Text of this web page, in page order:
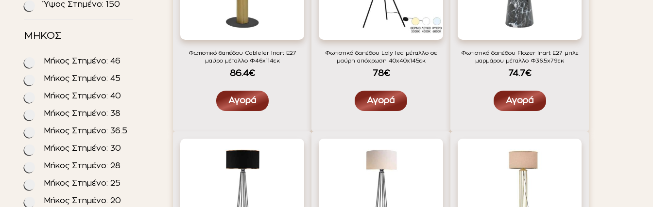
Ύψος Στημένο: 150
ΜΗΚΟΣ
Μήκος Στημένο: 46
Μήκος Στημένο: 45
Μήκος Στημένο: 40
Μήκος Στημένο: 38
Μήκος Στημένο: 36.5
Μήκος Στημένο: 30
Μήκος Στημένο: 28
Μήκος Στημένο: 25
Μήκος Στημένο: 20
Φωτιστικό δαπέδου Cableler Inart Ε27
μαύρο μέταλλο Φ46x114εκ
86.4€
Αγορά
Φωτιστικό δαπέδου Loly led μέταλλο σε
μαύρη απόχρωση 40x40x145εκ
78€
Αγορά
Φωτιστικό δαπέδου Flozer Inart Ε27 μπλε
μαρμάρου μέταλλο Φ36.5x79εκ
74.7€
Αγορά